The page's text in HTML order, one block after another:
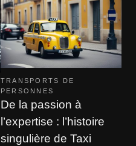
TRANSPORTS DE
PERSONNES
De la passion à
l’expertise : l’histoire
singulière de Taxi